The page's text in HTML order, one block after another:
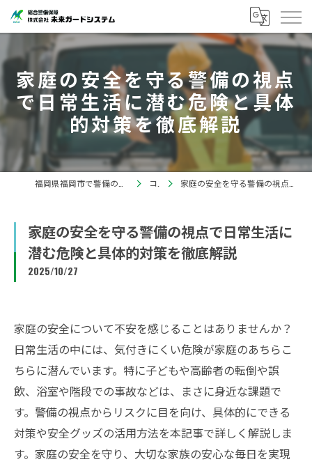
家庭の安全を守る警備の視点
で日常生活に潜む危険と具体
的対策を徹底解説
コラム 家庭の安全を守る警備の視点で日常生活に潜む危険と具体的対策を徹底解説
家庭の安全を守る警備の視点で日常生活に
潜む危険と具体的対策を徹底解説
2025/10/27
家庭の安全について不安を感じることはありませんか？
日常生活の中には、気付きにくい危険が家庭のあちらこ
ちらに潜んでいます。特に子どもや高齢者の転倒や誤
飲、浴室や階段での事故などは、まさに身近な課題で
す。警備の視点からリスクに目を向け、具体的にできる
対策や安全グッズの活用方法を本記事で詳しく解説しま
す。家庭の安全を守り、大切な家族の安心な毎日を実現